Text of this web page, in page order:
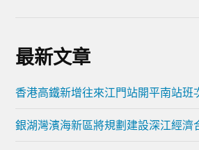
最新文章
香港高鐵新增往來江門站開平南站班
銀湖灣濱海新區將規劃建設深江經濟